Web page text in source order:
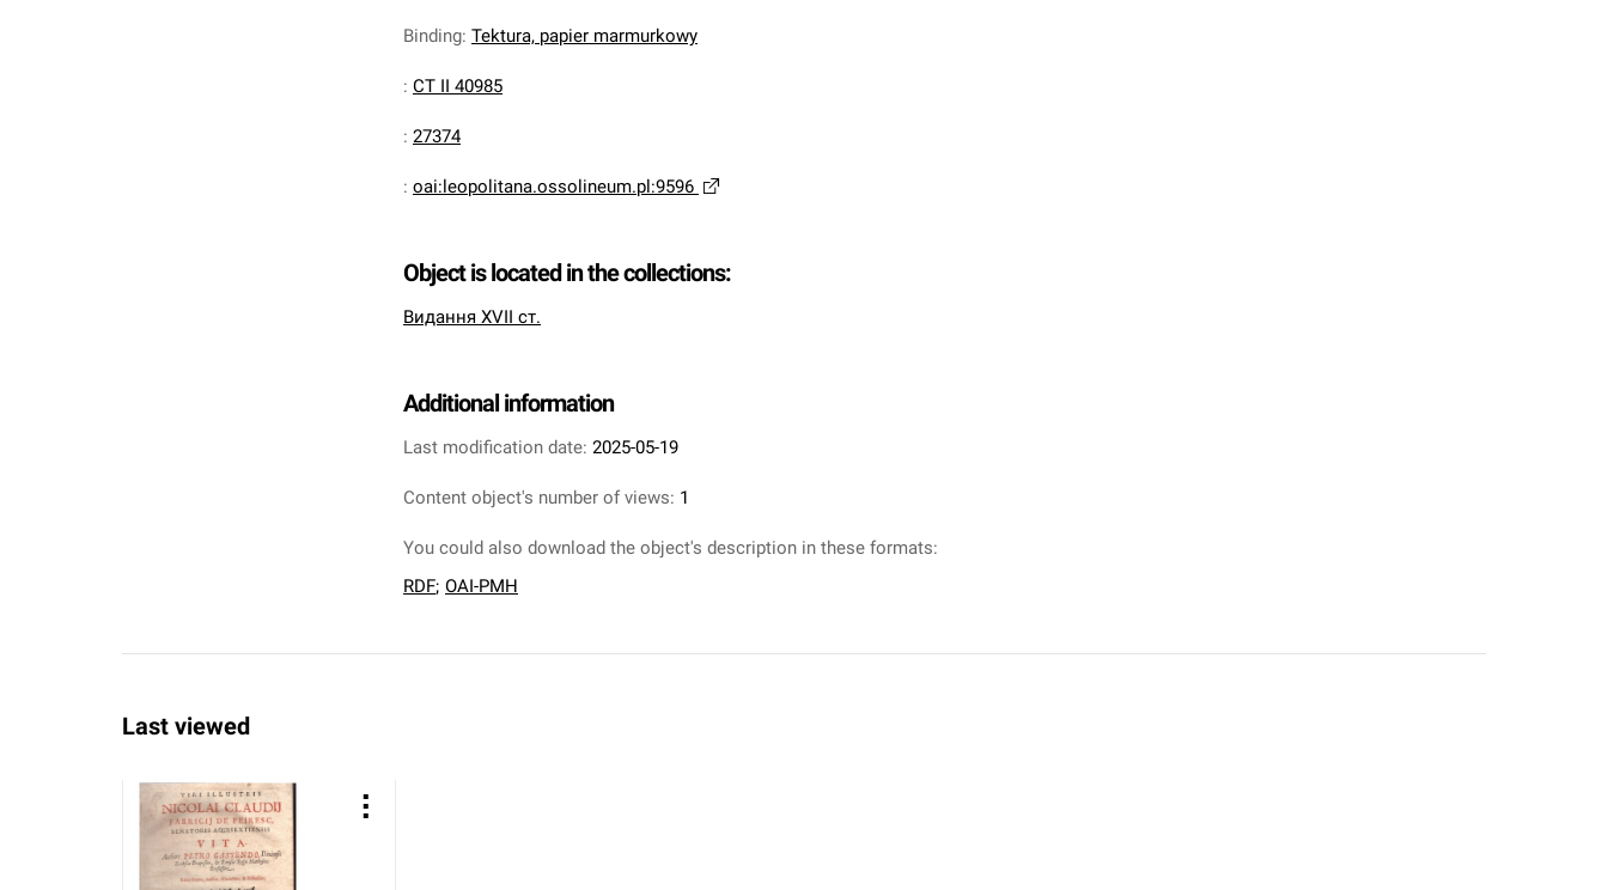
Binding: Tektura, papier marmurkowy
: CT II 40985
: 27374
: oai:leopolitana.ossolineum.pl:9596
Object is located in the collections:
Видання XVII ст.
Additional information
Last modification date: 2025-05-19
Content object's number of views: 1
You could also download the object's description in these formats:
RDF; OAI-PMH
Last viewed